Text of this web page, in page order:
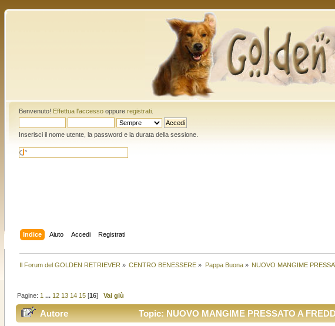
Benvenuto! Effettua l'accessooppure registrati.
Inserisci il nome utente, la password e la durata della sessione.
Indice Aiuto Accedi Registrati
Il Forum del GOLDEN RETRIEVER » CENTRO BENESSERE » Pappa Buona» NUOVO MANGIME
Pagine: 1 ... 12 13 14 15[16] Vai giù
Autore Topic: NUOVO MANGIME PRESSATO A